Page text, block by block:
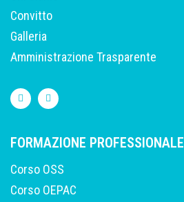
Convitto
Galleria
Amministrazione Trasparente
FORMAZIONE PROFESSIONALE
Corso OSS
Corso OEPAC